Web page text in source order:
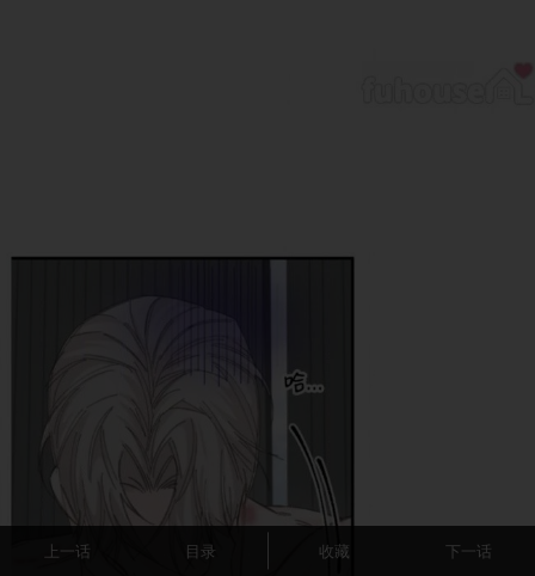
上一话 目录 收藏 下一话